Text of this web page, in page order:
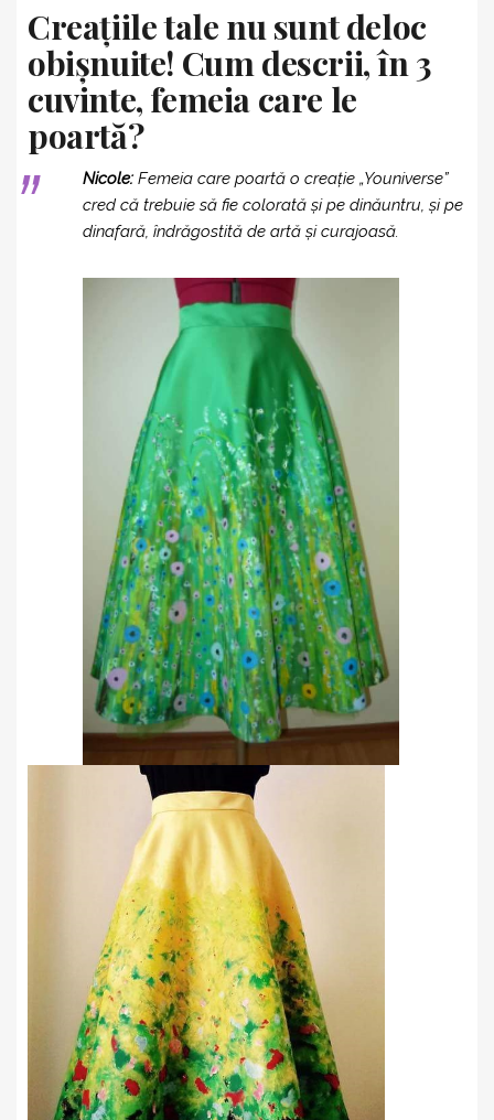
Creațiile tale nu sunt deloc
obișnuite! Cum descrii, în 3
cuvinte, femeia care le
poartă?
Nicole: Femeia care poartă o creație „Youniverse”
cred că trebuie să fie colorată și pe dinăuntru, și pe
dinafară, îndrăgostită de artă și curajoasă.